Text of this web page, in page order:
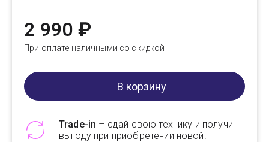
2 990 ₽
При оплате наличными со скидкой
В корзину
Trade-in – сдай свою технику и получи
выгоду при приобретении новой!